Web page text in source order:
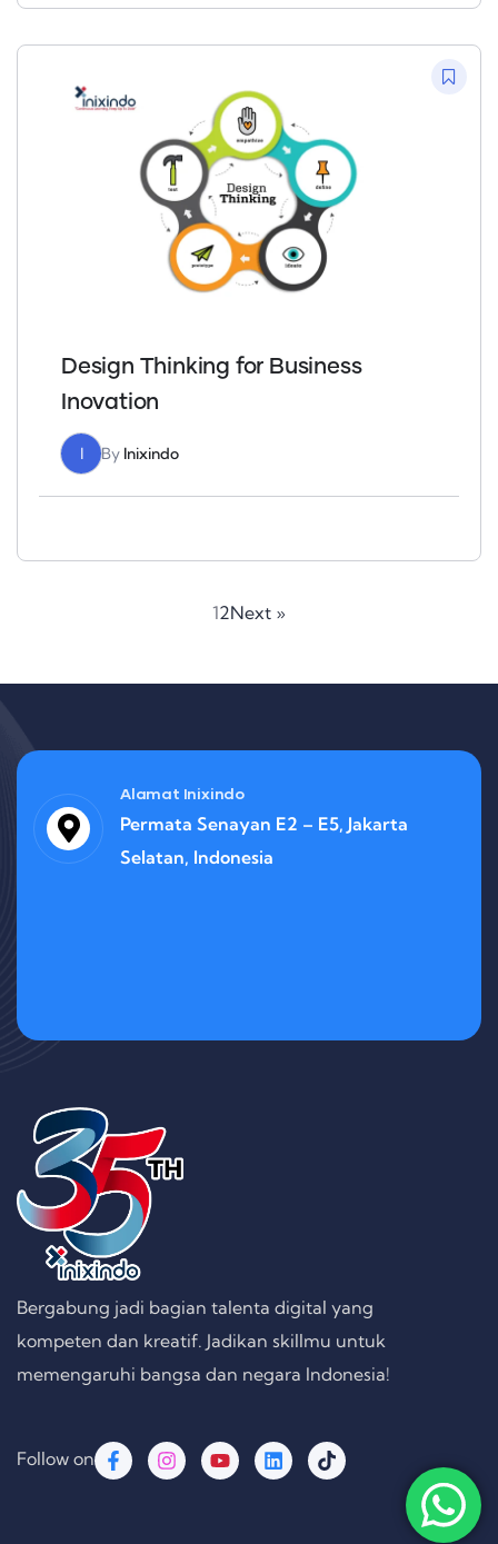
Design Thinking for Business
Inovation
I By Inixindo
12Next »
Alamat Inixindo
Permata Senayan E2 – E5, Jakarta
Selatan, Indonesia
Bergabung jadi bagian talenta digital yang
kompeten dan kreatif. Jadikan skillmu untuk
memengaruhi bangsa dan negara Indonesia!
Follow on